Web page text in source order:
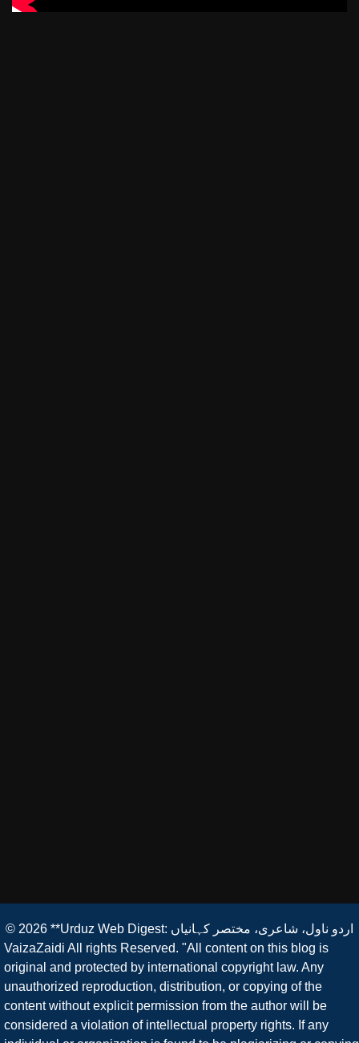
© 2026
**Urduz Web Digest: اردو ناول، شاعری، مختصر کہانیاں
VaizaZaidi All rights Reserved. "All content on this blog is
original and protected by international copyright law. Any
unauthorized reproduction, distribution, or copying of the
content without explicit permission from the author will be
considered a violation of intellectual property rights. If any